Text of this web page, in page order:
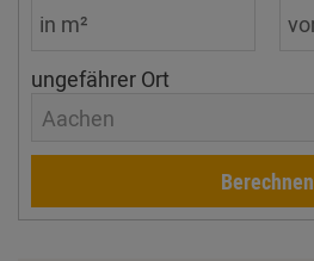
ungefährer Ort
Aachen
Berechnen